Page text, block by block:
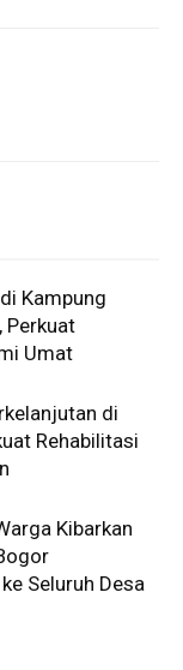
Kampung
Perkuat
Umat
di
Rehabilitasi
Kibarkan
Seluruh Desa